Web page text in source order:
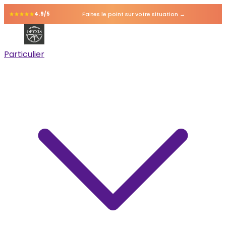
4.9/5 Faites le point sur votre situation →
Particulier